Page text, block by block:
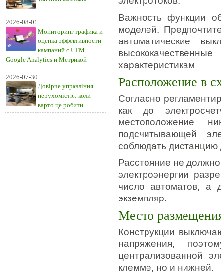
2026-08-01
Мониторинг трафика и
оценка эффективности
кампаний с UTM
Google Analytics и Метрикой
2026-07-30
Довірче управління
нерухомістю: коли
варто це робити
Важность функции
моделей.
автоматические
характеристикам
Расположение в
Согласно
как до
местоположение
подсчитывающей
соблюдать
Расстояние не
электроэнергии
число автоматов, а
экземпляр.
Место
Конструкции
напряжения,
централизованной
клемме, но и нижней.